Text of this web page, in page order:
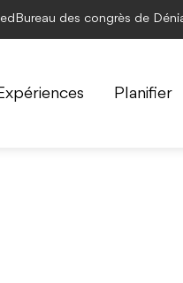
Bureau des congrès de
Planifier